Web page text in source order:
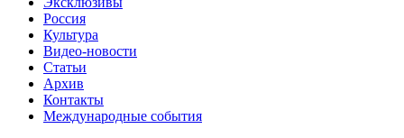
Россия
Культура
Видео-новости
Статьи
Архив
Контакты
Международные события